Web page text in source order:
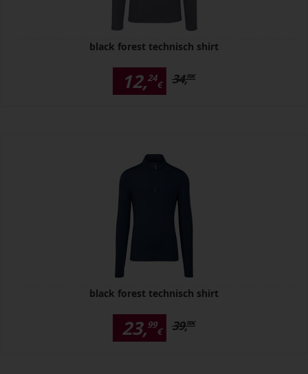
black forest technisch shirt
12,24
€ 34,99€
black forest technisch shirt
23,99
€ 39,99€